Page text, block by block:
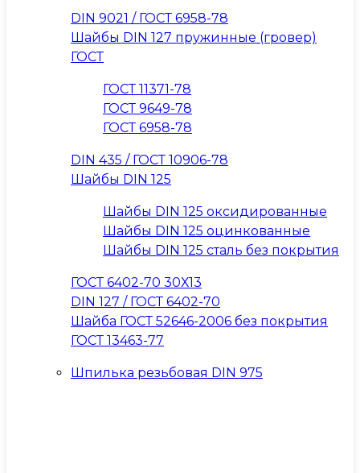
DIN 9021 / ГОСТ 6958-78
Шайбы DIN 127 пружинные (гровер)
ГОСТ
ГОСТ 11371-78
ГОСТ 9649-78
ГОСТ 6958-78
DIN 435 / ГОСТ 10906-78
Шайбы DIN 125
Шайбы DIN 125 оксидированные
Шайбы DIN 125 оцинкованные
Шайбы DIN 125 сталь без покрытия
ГОСТ 6402-70 30Х13
DIN 127 / ГОСТ 6402-70
Шайба ГОСТ 52646-2006 без покрытия
ГОСТ 13463-77
Шпилька резьбовая DIN 975